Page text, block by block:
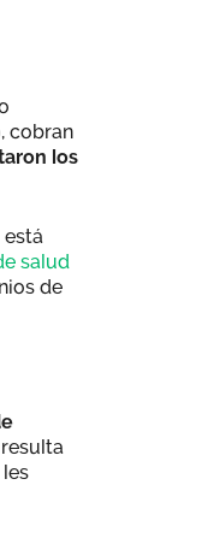
cobran
los
salud
de